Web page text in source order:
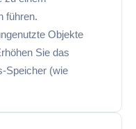
führen.
Objekte
Sie das
Speicher (wie